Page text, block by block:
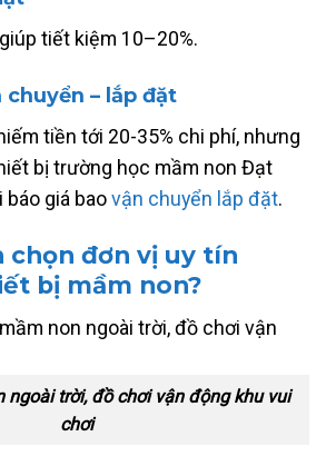
tiết kiệm 10–20%.
chuyển – lắp đặt
tiền tới 20-35% chi phí, nhưng
bị trường học mầm non Đạt
báo giá baovận chuyển lắp đặt.
chọn đơn vị uy tín
bị mầm non?
ngoài trời, đồ chơi vận động khu vui
chơi